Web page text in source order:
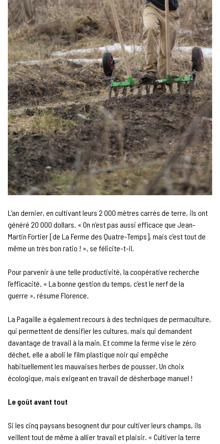
L’an dernier, en cultivant leurs 2 000 mètres carrés de terre, ils ont
généré 20 000 dollars. « On n’est pas aussi efficace que Jean-
Martin Fortier [de La Ferme des Quatre-Temps], mais c’est tout de
même un très bon ratio ! », se félicite-t-il.
Pour parvenir à une telle productivité, la coopérative recherche
l’efficacité. « La bonne gestion du temps, c’est le nerf de la
guerre », résume Florence.
La Pagaille a également recours à des techniques de permaculture,
qui permettent de densifier les cultures, mais qui demandent
davantage de travail à la main. Et comme la ferme vise le zéro
déchet, elle a aboli le film plastique noir qui empêche
habituellement les mauvaises herbes de pousser. Un choix
écologique, mais exigeant en travail de désherbage manuel !
Le goût avant tout
Si les cinq paysans besognent dur pour cultiver leurs champs, ils
veillent tout de même à allier travail et plaisir. « Cultiver la terre